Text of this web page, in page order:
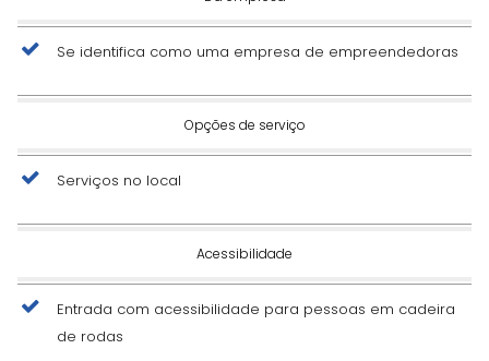
Se identifica como uma empresa de empreendedoras
Opções de serviço
Serviços no local
Acessibilidade
Entrada com acessibilidade para pessoas em cadeira
de rodas